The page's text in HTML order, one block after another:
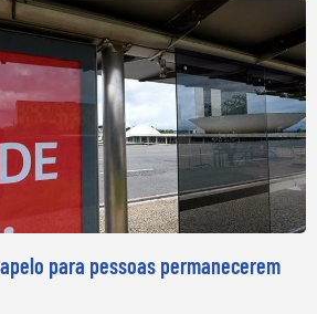
para pessoas permanecerem